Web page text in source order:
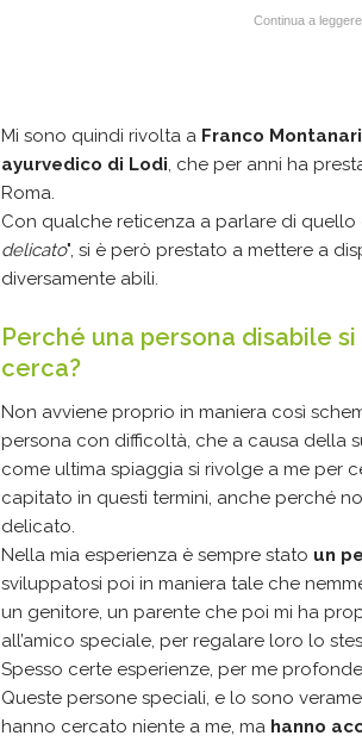
Continua a
Mi sono quindi rivolta a Franco Montanari
ayurvedico di Lodi, che per anni ha
Roma.
Con qualche reticenza a parlare di quello
delicato", si è però prestato a mettere a
diversamente abili.
Perché una persona disabile
cerca?
Non avviene proprio in maniera così
persona con difficoltà, che a causa della
come ultima spiaggia si rivolge a me per
capitato in questi termini, anche perché
delicato.
Nella mia esperienza è sempre stato un
sviluppatosi poi in maniera tale che
un genitore, un parente che poi mi ha
all’amico speciale, per regalare loro lo
Spesso certe esperienze, per me
Queste persone speciali, e lo sono
hanno cercato niente a me, ma hanno